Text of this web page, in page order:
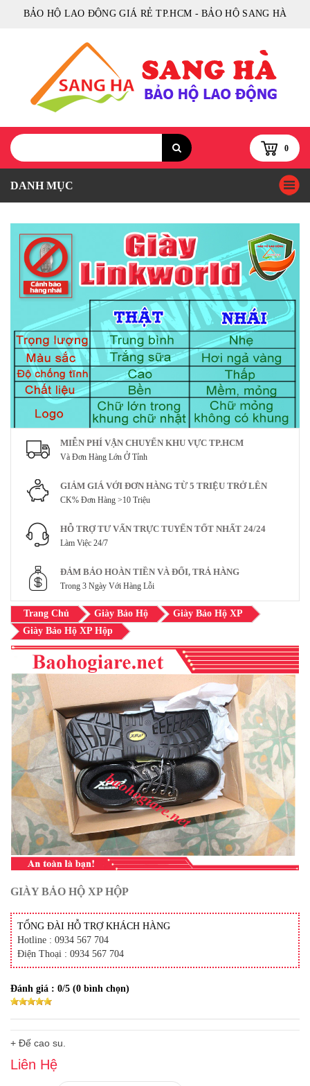
BẢO HỘ LAO ĐỘNG GIÁ RẺ TP.HCM - BẢO HỘ SANG HÀ
0
DANH MỤC
MIỄN PHÍ VẬN CHUYỂN KHU VỰC TP.HCM
Và Đơn Hàng Lớn Ở Tỉnh
GIẢM GIÁ VỚI ĐƠN HÀNG TỪ 5 TRIỆU TRỞ LÊN
CK% Đơn Hàng >10 Triệu
HỖ TRỢ TƯ VẤN TRỰC TUYẾN TỐT NHẤT 24/24
Làm Việc 24/7
ĐẢM BẢO HOÀN TIỀN VÀ ĐỔI, TRẢ HÀNG
Trong 3 Ngày Với Hàng Lỗi
Trang Chủ Giày Bảo Hộ
Giày Bảo Hộ XP
Giày Bảo Hộ XP Hộp
GIÀY BẢO HỘ XP HỘP
TỔNG ĐÀI HỖ TRỢ KHÁCH HÀNG
Hotline : 0934 567 704
Điện Thoại : 0934 567 704
Đánh giá : 0/5 (0 bình chọn)
+ Đế cao su.
Liên Hệ